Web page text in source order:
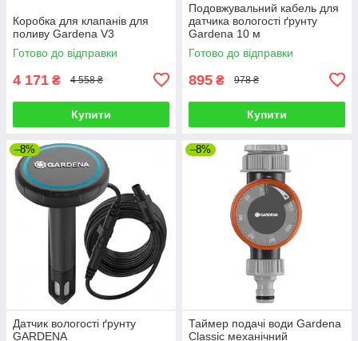
Коробка для клапанів для
поливу Gardena V3
Готово до відправки
4 171 ₴ 4 558 ₴
Купити
Подовжувальний кабель для
датчика вологості ґрунту
Gardena 10 м
Готово до відправки
895 ₴ 978 ₴
Купити
–8%
Датчик вологості ґрунту
GARDENA
–8%
Таймер подачі води Gardena
Classic механічний